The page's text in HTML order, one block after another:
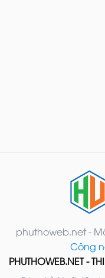
phuthoweb.net -
Công
PHUTHOWEB.NET -